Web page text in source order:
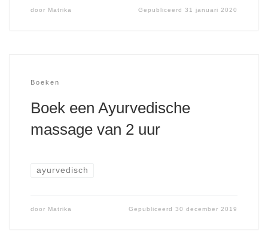
door Matrika Gepubliceerd31 januari 2020
Boeken
Boek een Ayurvedische
massage van 2 uur
ayurvedisch
door Matrika Gepubliceerd30 december 2019